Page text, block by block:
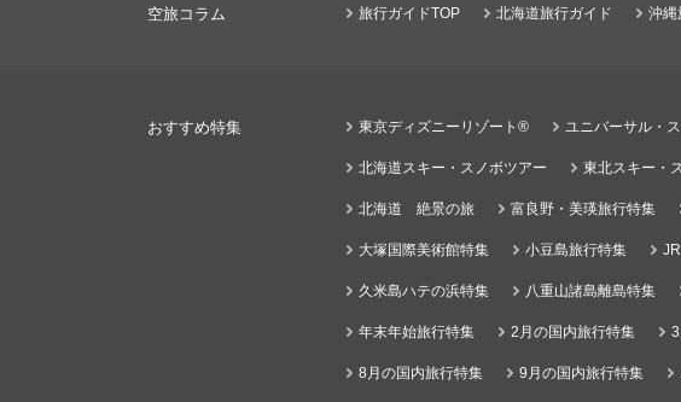
空旅コラム 旅行ガイドTOP 北海道旅行ガイド 沖縄
おすすめ特集 東京ディズニーリゾート® ユニバーサル・
北海道スキー・スノボツアー 東北スキー・
北海道 絶景の旅 富良野・美瑛旅行特集
大塚国際美術館特集 小豆島旅行特集
久米島ハテの浜特集 八重山諸島離島特集
年末年始旅行特集 2月の国内旅行特集
8月の国内旅行特集 9月の国内旅行特集